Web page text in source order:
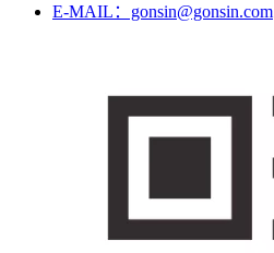
E-MAIL：gonsin@gonsin.com